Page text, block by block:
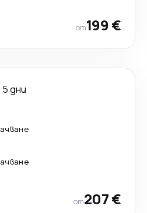
от199 €
5 дни
от207 €